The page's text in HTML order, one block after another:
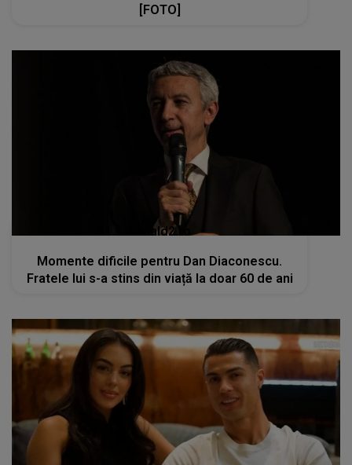
[FOTO]
kanald2.ro
Momente dificile pentru Dan Diaconescu.
Fratele lui s-a stins din viață la doar 60 de ani